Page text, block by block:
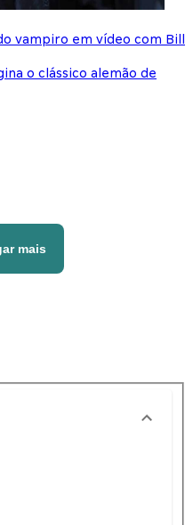
vampiro em vídeo com Bill
o clássico alemão de
mais